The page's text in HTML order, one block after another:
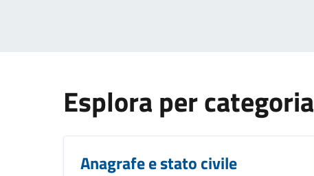
Esplora per categoria
Anagrafe e stato civile